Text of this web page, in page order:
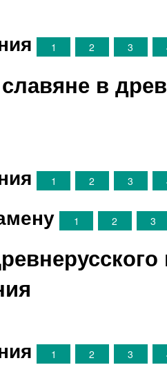
1 2 3
в
1 2 3
1 2 3
1 2 3